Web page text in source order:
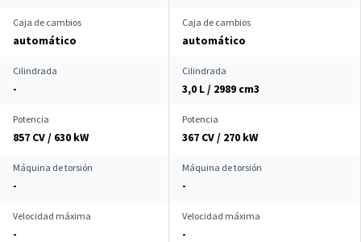
Caja de cambios
automático
Caja de cambios
automático
Cilindrada
-
Cilindrada
3,0 L / 2989 cm3
Potencia
857 CV / 630 kW
Potencia
367 CV / 270 kW
Máquina de torsión
-
Máquina de torsión
-
Velocidad máxima
-
Velocidad máxima
-